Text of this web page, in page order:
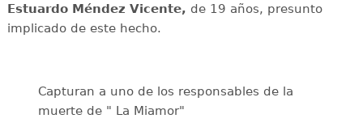
Estuardo Méndez Vicente, de 19 años, presunto
implicado de este hecho.
Capturan a uno de los responsables de la
muerte de " La Miamor"